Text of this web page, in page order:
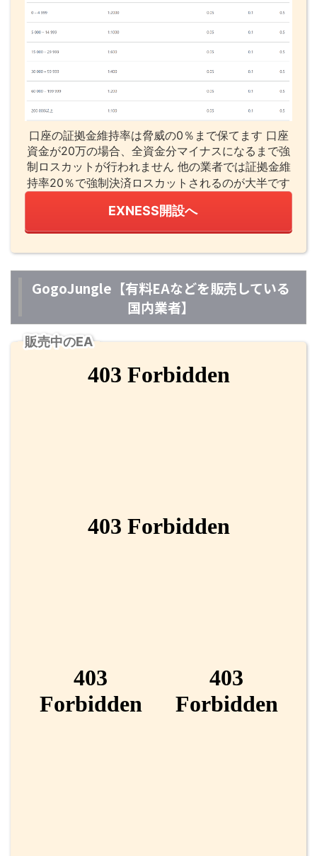
口座の証拠金維持率は脅威の0％まで保てます 口座
資金が20万の場合、全資金分マイナスになるまで強
制ロスカットが行われません 他の業者では証拠金維
持率20％で強制決済ロスカットされるのが大半です
EXNESS開設へ
GogoJungle【有料EAなどを販売している
国内業者】
販売中のEA